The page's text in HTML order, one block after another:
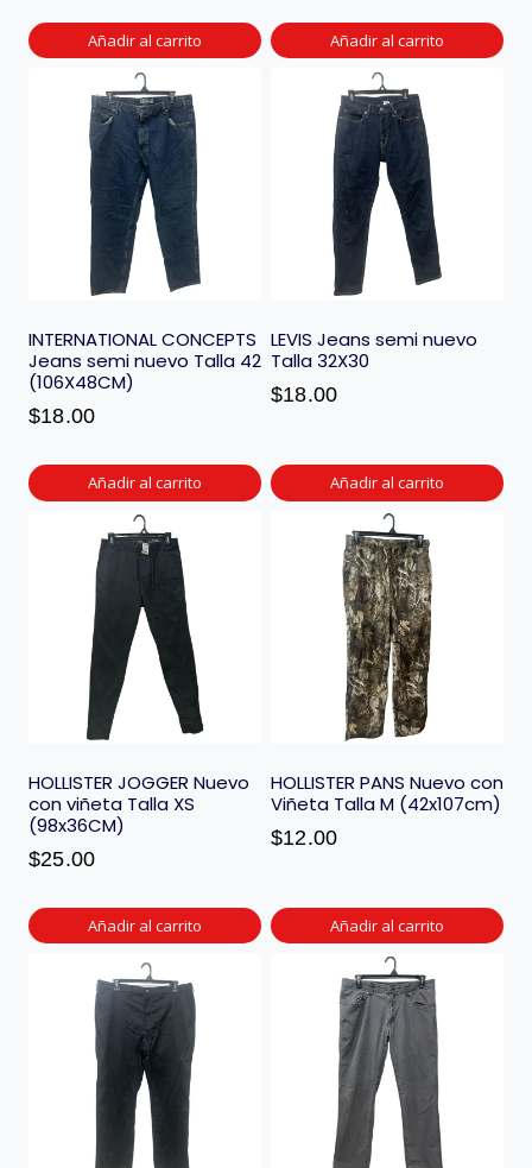
Añadir al carrito Añadir al carrito
INTERNATIONAL CONCEPTS
Jeans semi nuevo Talla 42
(106X48CM)
$18.00
Añadir al carrito
LEVIS Jeans semi nuevo
Talla 32X30
$18.00
Añadir al carrito
HOLLISTER JOGGER Nuevo
con viñeta Talla XS
(98x36CM)
$25.00
Añadir al carrito
HOLLISTER PANS Nuevo con
Viñeta Talla M (42x107cm)
$12.00
Añadir al carrito